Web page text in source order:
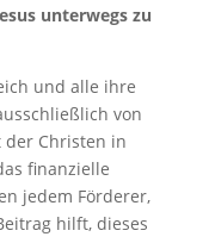
unterwegs zu
und alle ihre
von
der Christen in
finanzielle
jedem Förderer,
hilft, dieses